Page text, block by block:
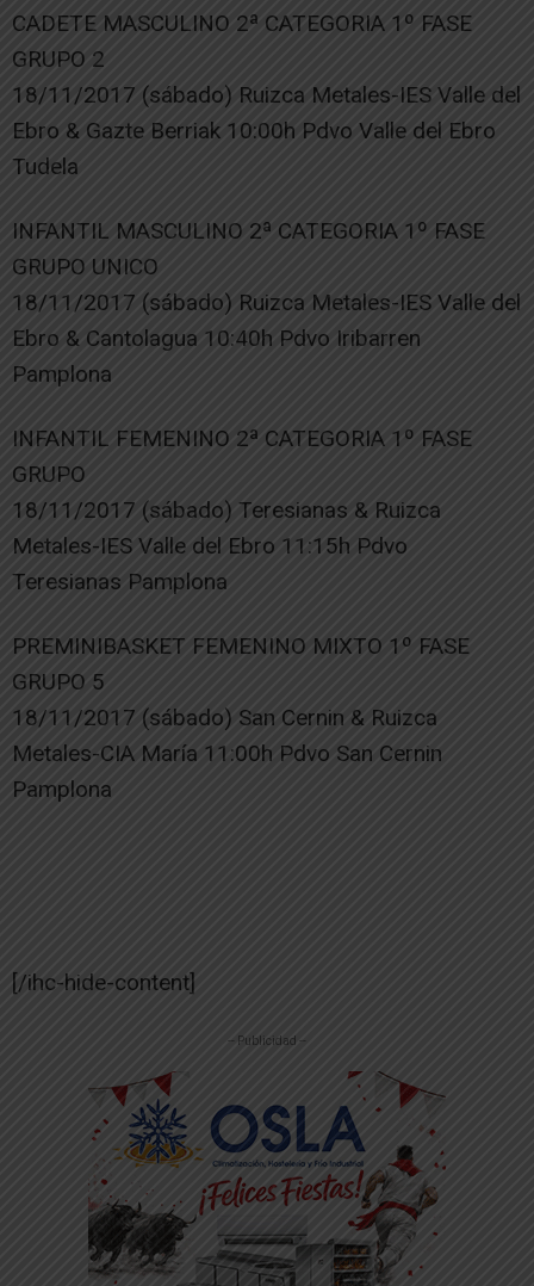
CADETE MASCULINO 2ª CATEGORIA 1º FASE
GRUPO 2
18/11/2017 (sábado) Ruizca Metales-IES Valle del
Ebro & Gazte Berriak 10:00h Pdvo Valle del Ebro
Tudela
INFANTIL MASCULINO 2ª CATEGORIA 1º FASE
GRUPO UNICO
18/11/2017 (sábado) Ruizca Metales-IES Valle del
Ebro & Cantolagua 10:40h Pdvo Iribarren
Pamplona
INFANTIL FEMENINO 2ª CATEGORIA 1º FASE
GRUPO
18/11/2017 (sábado) Teresianas & Ruizca
Metales-IES Valle del Ebro 11:15h Pdvo
Teresianas Pamplona
PREMINIBASKET FEMENINO MIXTO 1º FASE
GRUPO 5
18/11/2017 (sábado) San Cernin & Ruizca
Metales-CIA María 11:00h Pdvo San Cernin
Pamplona
[/ihc-hide-content]
-- Publicidad --